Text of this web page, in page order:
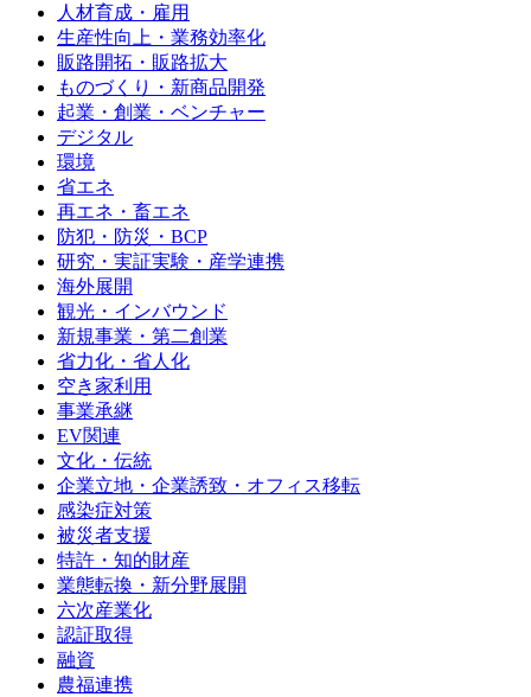
人材育成・雇用
生産性向上・業務効率化
販路開拓・販路拡大
ものづくり・新商品開発
起業・創業・ベンチャー
デジタル
環境
省エネ
再エネ・畜エネ
防犯・防災・BCP
研究・実証実験・産学連携
海外展開
観光・インバウンド
新規事業・第二創業
省力化・省人化
空き家利用
事業承継
EV関連
文化・伝統
企業立地・企業誘致・オフィス移転
感染症対策
被災者支援
特許・知的財産
業態転換・新分野展開
六次産業化
認証取得
融資
農福連携